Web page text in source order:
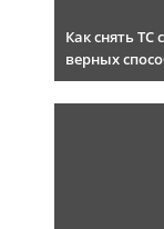
Как снять ТС
верных